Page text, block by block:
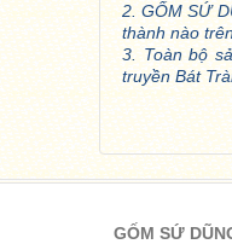
2. GỐM SỨ
thành nào
3. Toàn bộ
truyền Bát
GỐM SỨ